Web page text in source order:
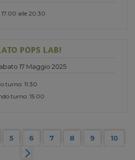
17.00 alle 20.30
POPS LAB!
17 Maggio 2025
turno: 11.30
turno: 15.00
5 6 7 8 9 10